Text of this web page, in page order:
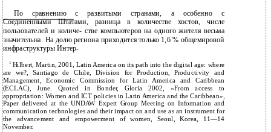
По сравнению с развитыми странами, а особенно с
Соединенными Штатами, разница в количестве хостов, числе
пользователей и количе- стве компьютеров на одного жителя весьма
значительна. На долю региона приходится только 1,6 % общемировой
инфраструктуры Интер-
1 Hilbert, Martin, 2001, Latin America on its path into the digital age: where
are we?, Santiago de Chile, Division for Production, Productivity and
Management, Economic Commission for Latin America and Caribbean
(ECLAC), June. Quoted in Bonder, Gloria 2002, «From access to
appropriation: Women and ICT policies in Latin America and the Caribbean»,
Paper delivered at the UNDAW Expert Group Meeting on Information and
communication technologies and their impact on and use as an instrument for
the advancement and empowerment of women, Seoul, Korea, 11—14
November.